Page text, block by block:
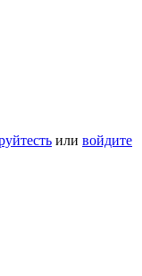
или войдите